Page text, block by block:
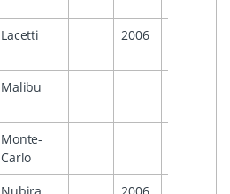
Lacetti 2006
Malibu
Monte-
Carlo
Nubira 2006